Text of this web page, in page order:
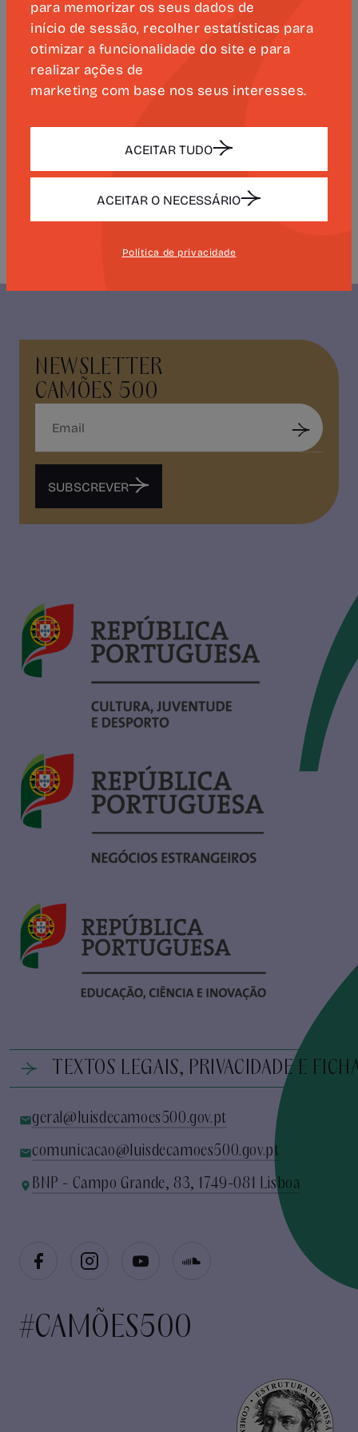
Camões, do Camões – Instituto da
Cooperação e da Língua, I. P., e do
Consulado-Geral de Portugal no Rio de
Janeiro, propondo uma leitura plural da
permanente capacidade de reverberação
em diferentes contextos e abordagens
críticas.
NEWSLETTER
CAMÕES 500
SUBSCREVER
TEXTOS LEGAIS, PRIVACIDADE E
geral@luisdecamoes500.gov.pt
comunicacao@luisdecamoes500.gov.pt
BNP - Campo Grande, 83, 1749-081 Lisboa
#CAMÕES500
para memorizar os seus dados de
início de sessão, recolher estatísticas para
otimizar a funcionalidade do site e para
realizar ações de
marketing com base nos seus interesses.
ACEITAR TUDO
ACEITAR O NECESSÁRIO
Política de privacidade